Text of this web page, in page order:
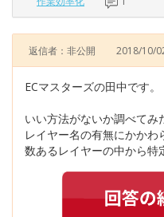
返信者：非公開 2018/10/
ECマスターズの田中です。
いい方法がないか調べてみ
レイヤー名の有無にかかわ
数あるレイヤーの中から